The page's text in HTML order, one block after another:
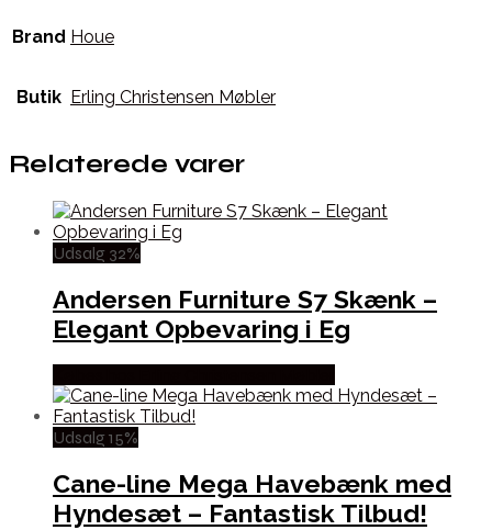
Brand Houe
Butik Erling Christensen Møbler
Relaterede varer
Udsalg 32%
Andersen Furniture S7 Skænk –
Elegant Opbevaring i Eg
Udsalg 15%
Cane-line Mega Havebænk med
Hyndesæt – Fantastisk Tilbud!